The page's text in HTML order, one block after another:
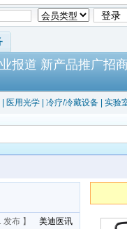
报道 新产品推广招
医用光学 冷疗/冷藏设备 实验
布 】 美迪医讯